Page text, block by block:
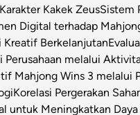
Kakek ZeusSistem
Digital terhadap
Kreatif Berkelanjutan
melalui
Mahjong Wins 3 melalui
Korelasi Pergerakan
untuk Meningkatkan